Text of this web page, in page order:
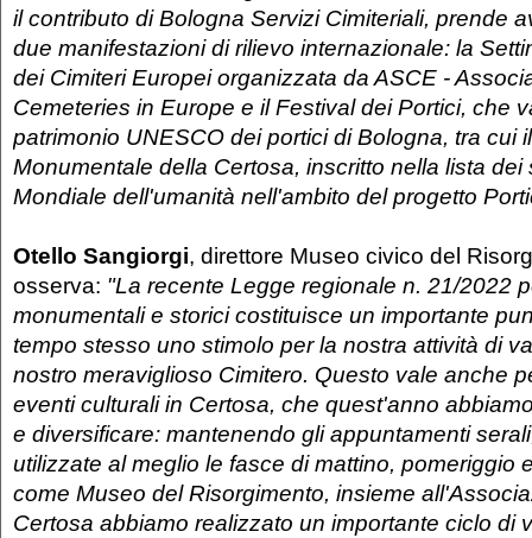
il contributo di Bologna Servizi Cimiteriali, prende
due manifestazioni di rilievo internazionale: la
dei Cimiteri Europei organizzata da ASCE -
Cemeteries in Europe e il Festival dei Portici, che
patrimonio UNESCO dei portici di Bologna, tra cui
Monumentale della Certosa, inscritto nella lista dei
Mondiale dell'umanità nell'ambito del progetto
Otello Sangiorgi, direttore Museo civico del
osserva: "La recente Legge regionale n. 21/2022
monumentali e storici costituisce un importante
tempo stesso uno stimolo per la nostra attività di
nostro meraviglioso Cimitero. Questo vale anche
eventi culturali in Certosa, che quest'anno
e diversificare: mantenendo gli appuntamenti
utilizzate al meglio le fasce di mattino, pomeriggio
come Museo del Risorgimento, insieme
Certosa abbiamo realizzato un importante ciclo di